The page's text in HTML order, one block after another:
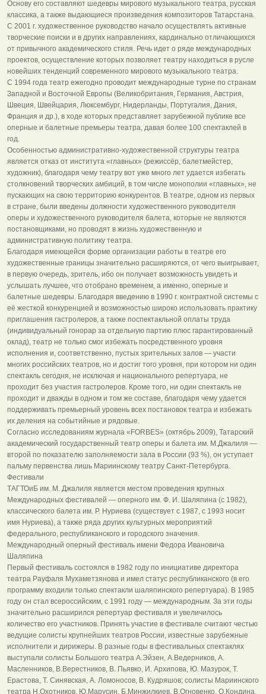
Основу его составляют шедевры мирового музыкального театра, русская
классика, а также выдающиеся произведения композиторов Татарстана.
С 2001 г. художественное руководство начало осуществлять активные
творческие поиски и в других направлениях, кардинально отличающихся
от привычного академического стиля. Речь идет о ряде международных
проектов, осуществление которых позволяет театру находиться в русле
новейших тенденций современного мирового музыкального театра.
С 1994 года театр ежегодно проводит международные турне по странам
Западной и Восточной Европы (Великобритания, Германия, Австрия,
Швеция, Швейцария, Люксембург, Нидерланды, Португалия, Дания,
Франция и др.), в ходе которых представляет зарубежной публике все
оперные и балетные премьеры театра, давая более 100 спектаклей в
год.
Особенностью административно-художественной структуры театра
является отказ от института «главных» (режиссёр, балетмейстер,
художник), благодаря чему театру вот уже много лет удается избегать
столкновений творческих амбиций, в том числе монополии «главных», не
пускающих на свою территорию конкурентов. В театре, одном из первых
в стране, были введены должности художественного руководителя
оперы и художественного руководителя балета, которые не являются
постановщиками, но проводят в жизнь художественную и
административную политику театра.
Благодаря имеющейся форме организации работы в театре его
художественные границы значительно расширяются, от чего выигрывает,
в первую очередь, зритель, ибо он получает возможность увидеть и
услышать лучшее, что отобрано временем, а именно, оперные и
балетные шедевры. Благодаря введению в 1990 г. контрактной системы с
её жесткой конкуренцией и возможностью широко использовать практику
приглашения гастролеров, а также поспектакльной оплаты труда
(индивидуальный гонорар за отдельную партию плюс гарантированный
оклад), театр не только смог избежать посредственного уровня
исполнения и, соответственно, пустых зрительных залов — участи
многих российских театров, но и достиг того уровня, при котором ни один
спектакль сегодня, не исключая и национального репертуара, не
проходит без участия гастролеров. Кроме того, ни один спектакль не
проходит и дважды в одном и том же составе, благодаря чему удается
поддерживать премьерный уровень всех постановок театра и избежать
их деления на событийные и рядовые.
Согласно исследованиям журнала «FORBES» (октябрь 2009), Татарский
академический государственный театр оперы и балета им. М.Джалиля —
второй по показателю заполняемости зала в России (93 %), он уступает
пальму первенства лишь Мариинскому театру Санкт-Петербурга.
Фестивали
ТАГТОиБ им. М. Джалиля является местом проведения крупных
Международных фестивалей — оперного им. Ф. И. Шаляпина (с 1982),
классического балета им. Р. Нуриева (существует с 1987, с 1993 носит
имя Нуриева), а также ряда других культурных мероприятий
федерального, республиканского и городского значения.
Международный оперный фестиваль имени Федора Ивановича
Шаляпина
Первый фестиваль состоялся в 1982 году по инициативе директора
театра Рауфаля Мухаметзянова и имел статус республиканского (в его
программу входили только спектакли шаляпинского репертуара). В 1985
году он стал всероссийским, с 1991 году — международным. За эти годы
значительно расширился репертуар фестиваля и увеличилось
количество его участников. Принять участие в фестивале считают честью
ведущие солисты крупнейших театров России, известные зарубежные
исполнители и дирижеры. В разные годы в фестивальных спектаклях
выступали солисты Большого театра А.Эйзен, А.Ведерников, А.
Масленников, В.Верестников, В. Пьявко, И. Архипова, Ю. Мазурок, Т.
Ерастова, Т. Синявская, А. Ломоносов, В. Кудряшов; солисты Мариинского
театра Н.Охотников, Ю.Марусин, Б.Минжилкиев, В.Огновенко, О.Кондина,